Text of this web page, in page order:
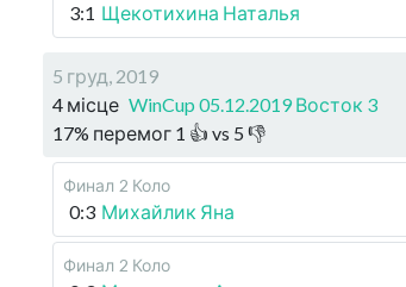
3:1 Щекотихина Наталья
5 груд, 2019
4 місце WinCup 05.12.2019 Восток 3
17% перемог 1 👍 vs 5 👎
Финал 2 Коло
0:3 Михайлик Яна
Финал 2 Коло